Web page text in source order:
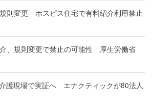
則変更 ホスピス住宅で有料紹介利用禁止
、規則変更で禁止の可能性 厚生労働省
護現場で実証へ エナクティックが80法人